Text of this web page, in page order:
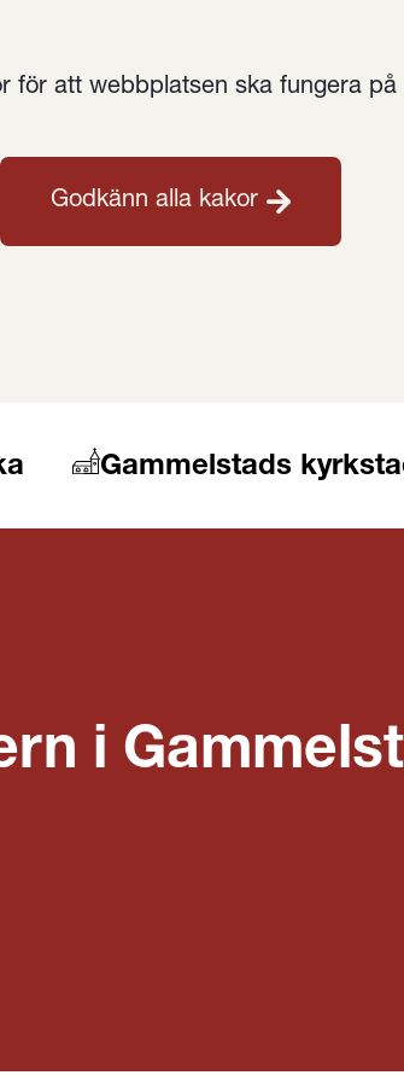
för att webbplatsen ska fungera
Godkänn alla kakor
Gammelstads
i